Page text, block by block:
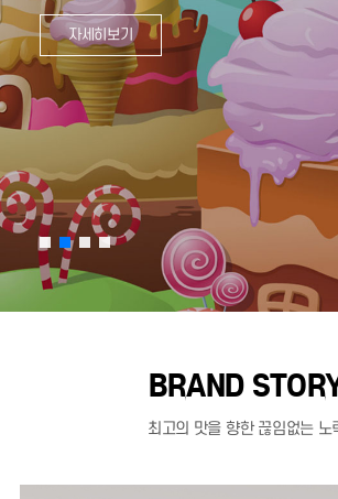
자세히보기
BRAND
최고의 맛을 향한 끊임없는 노